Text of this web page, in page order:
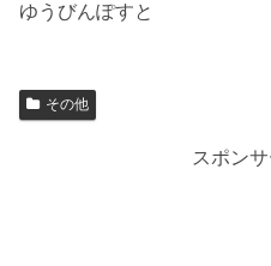
ゆうびんぽすと
その他
スポン